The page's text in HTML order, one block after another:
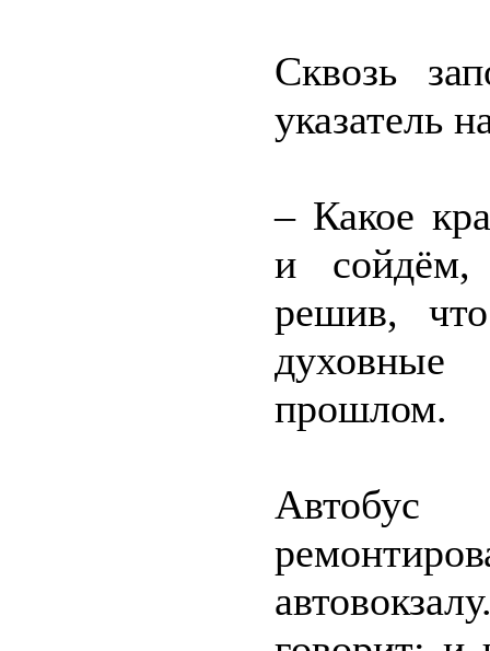
Сквозь
указатель
– Какое
и
решив,
прошлом.